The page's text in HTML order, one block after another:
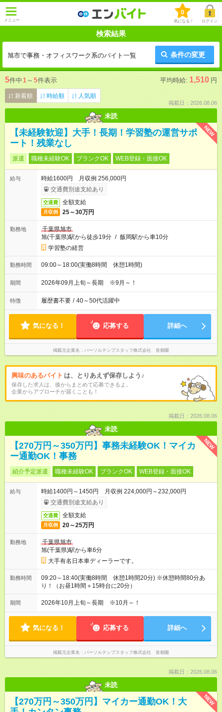
メニュー
0
気になる！ ログイン
検索結果
旭市で事務・オフィスワーク系のバイト一覧 条件の変更
5件中1 ～ 5件表示 平均時給: 1,510 円
新着順 時給順 人気順
掲載日：2026.08.06
未読
NEW
【未経験歓迎】大手！長期！学習塾の運営サポ
ート！残業なし
派遣 職種未経験OK ブランクOK WEB登録・面接OK
給与
時給1600円 月収例 256,000円
交通費別途支給あり
交通費 全額支給
月収例 25～30万円
勤務地
千葉県旭市
旭(千葉県)駅から徒歩19分 / 飯岡駅から車10分
学習塾の経営
勤務時間 09:00～18:00(実働8時間 休憩1時間)
期間 2026年09月上旬～長期 ※9月～！
特徴 履歴書不要 / 40～50代活躍中
気になる！ 応募する 詳細へ
掲載元企業名 パーソルテンプスタッフ株式会社 首都圏
興味のあるバイト は、とりあえず保存しよう♪
保存した求人は、後からまとめて応募できるよ。
企業からアプローチが届くことも！
掲載日：2026.08.06
未読
NEW
【270万円～350万円】事務未経験OK！マイカ
ー通勤OK！事務
紹介予定派遣 職種未経験OK ブランクOK WEB登録・面接OK
給与
時給1400円～1450円 月収例 224,000円～232,000円
交通費別途支給あり
交通費 全額支給
月収例 20～25万円
勤務地
千葉県旭市
旭(千葉県)駅から車6分
大手有名日本車ディーラーです。
勤務時間
09:20～18:40(実働8時間 休憩1時間20分) ※休憩時間80分あ
り！（お昼1時間＋15時台に20分）
期間 2026年10月上旬～長期 ※10月～！
気になる！ 応募する 詳細へ
掲載元企業名 パーソルテンプスタッフ株式会社 首都圏
掲載日：2026.08.06
未読
NEW
【270万円～350万円】マイカー通勤OK！大